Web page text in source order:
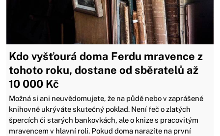
Kdo vyšťourá doma Ferdu mravence z
tohoto roku, dostane od sběratelů až
10 000 Kč
Možná si ani neuvědomujete, že na půdě nebo v zaprášené
knihovně ukrýváte skutečný poklad. Není řeč o zlatých
špercích či starých bankovkách, ale o knize s pracovitým
mravencem v hlavní roli. Pokud doma narazíte na první